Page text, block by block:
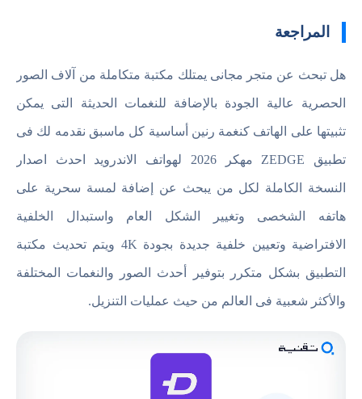
المراجعة
هل تبحث عن متجر مجانى يمتلك مكتبة متكاملة من آلاف الصور
الحصرية عالية الجودة بالإضافة للنغمات الحديثة التى يمكن
تثبيتها على الهاتف كنغمة رنين أساسية كل ماسبق نقدمه لك فى
تطبيق ZEDGE مهكر 2026 لهواتف الاندرويد احدث اصدار
النسخة الكاملة لكل من يبحث عن إضافة لمسة سحرية على
هاتفه الشخصى وتغيير الشكل العام واستبدال الخلفية
الافتراضية وتعيين خلفية جديدة بجودة 4K ويتم تحديث مكتبة
التطبيق بشكل متكرر بتوفير أحدث الصور والنغمات المختلفة
والأكثر شعبية فى العالم من حيث عمليات التنزيل.